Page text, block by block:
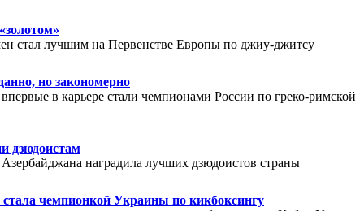
стал лучшим на Первенстве Европы по джиу-джитсу
но закономерно
в карьере стали чемпионами России по греко-римской
дзюдоистам
наградила лучших дзюдоистов страны
чемпионкой Украины по кикбоксингу